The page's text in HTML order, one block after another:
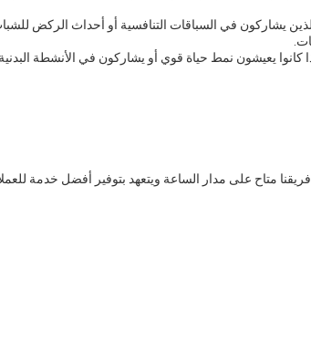
يشاركون في السباقات التنافسية أو أحداث الركض
يعيشون نمط حياة قوي أو يشاركون في الأنشطة
متاح على مدار الساعة ويتعهد بتوفير أفضل خدمة